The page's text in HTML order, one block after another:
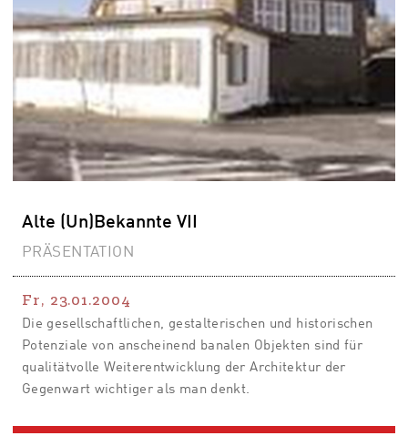
Alte (Un)Bekannte VII
PRÄSENTATION
Fr, 23.01.2004
Die gesellschaftlichen, gestalterischen und historischen
Potenziale von anscheinend banalen Objekten sind für
qualitätvolle Weiterentwicklung der Architektur der
Gegenwart wichtiger als man denkt.